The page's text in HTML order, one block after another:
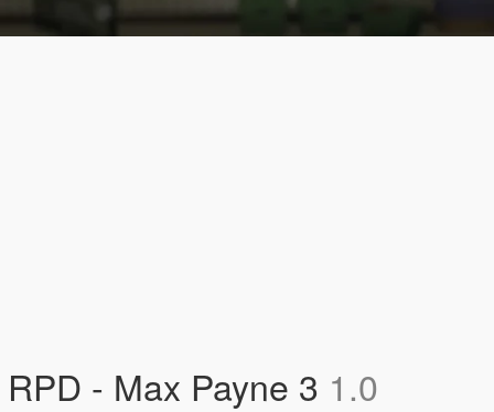
RPD - Max Payne 3 1.0